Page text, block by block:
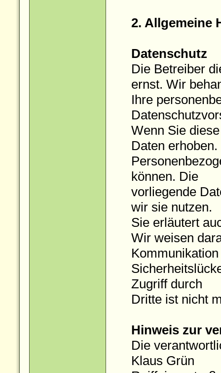
2. Allgemeine
Datenschutz
Die Betreiber
ernst. Wir
Ihre
Wenn Sie
Daten erhoben.
können. Die
vorliegende
wir sie nutzen.
Sie erläutert
Wir weisen
Zugriff durch
Dritte ist nicht
Hinweis zur
Die
Klaus Grün